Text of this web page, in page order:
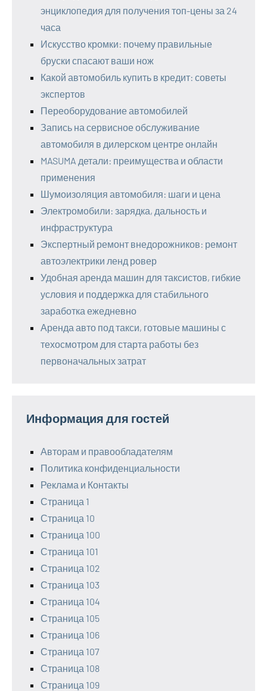
энциклопедия для получения топ-цены за 24
часа
Искусство кромки: почему правильные
бруски спасают ваши нож
Какой автомобиль купить в кредит: советы
экспертов
Переоборудование автомобилей
Запись на сервисное обслуживание
автомобиля в дилерском центре онлайн
MASUMA детали: преимущества и области
применения
Шумоизоляция автомобиля: шаги и цена
Электромобили: зарядка, дальность и
инфраструктура
Экспертный ремонт внедорожников: ремонт
автоэлектрики ленд ровер
Удобная аренда машин для таксистов, гибкие
условия и поддержка для стабильного
заработка ежедневно
Аренда авто под такси, готовые машины с
техосмотром для старта работы без
первоначальных затрат
Информация для гостей
Авторам и правообладателям
Политика конфиденциальности
Реклама и Контакты
Страница 1
Страница 10
Страница 100
Страница 101
Страница 102
Страница 103
Страница 104
Страница 105
Страница 106
Страница 107
Страница 108
Страница 109